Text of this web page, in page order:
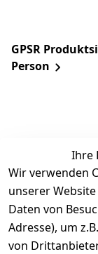
GPSR
Person
Ihre
Wir verwenden
unserer
Daten von
Adresse), um
von
Rechtliches
AGB